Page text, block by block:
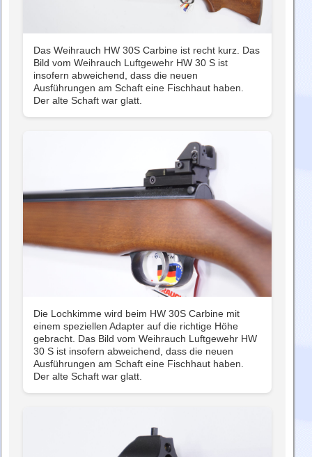
Das Weihrauch HW 30S Carbine ist recht kurz. Das
Bild vom Weihrauch Luftgewehr HW 30 S ist
insofern abweichend, dass die neuen
Ausführungen am Schaft eine Fischhaut haben.
Der alte Schaft war glatt.
Die Lochkimme wird beim HW 30S Carbine mit
einem speziellen Adapter auf die richtige Höhe
gebracht. Das Bild vom Weihrauch Luftgewehr HW
30 S ist insofern abweichend, dass die neuen
Ausführungen am Schaft eine Fischhaut haben.
Der alte Schaft war glatt.